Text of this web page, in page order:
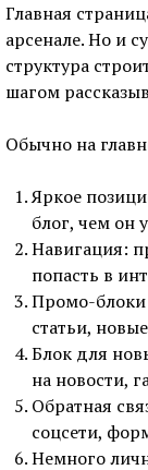
Главная
арсенале. Но и
структура
шагом
Обычно на
Яркое
блог, чем он
Навигация:
попасть в
Промо-блоки
статьи,
Блок для
на новости,
Обратная
соцсети,
Немного